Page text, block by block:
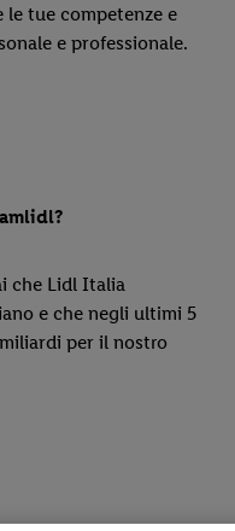
le tue competenze e
e professionale.
che Lidl Italia
e che negli ultimi 5
per il nostro